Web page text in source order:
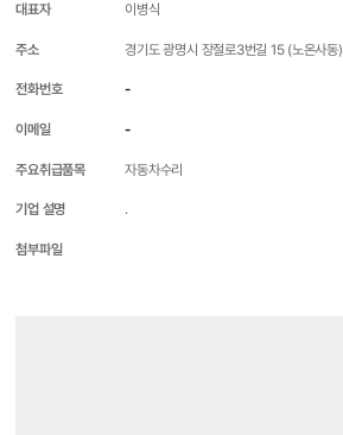
대표자 이병식
주소 경기도 광명시 장절로3번길 15 (노온사동)
전화번호 -
이메일 -
주요취급품목 자동차수리
기업 설명 .
첨부파일